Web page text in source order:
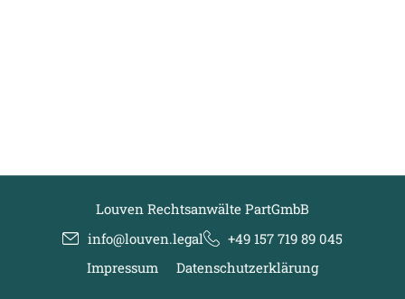
Louven Rechtsanwälte PartGmbB
info@louven.legal
+49 157 719 89 045
Impressum
Datenschutzerklärung